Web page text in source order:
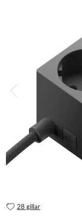
28 gillar